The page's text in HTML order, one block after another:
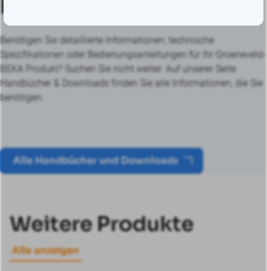
Herunterladen
Benötigen Sie detaillierte Informationen, technische
Spezifikationen oder Bedienungsanleitungen für Ihr Groeneveld-
BEKA Produkt? Suchen Sie nicht weiter. Auf unserer Seite
Handbücher & Downloads finden Sie alle Informationen, die Sie
benötigen.
Alle Handbücher und Downloads
Weitere Produkte
Alle anzeigen